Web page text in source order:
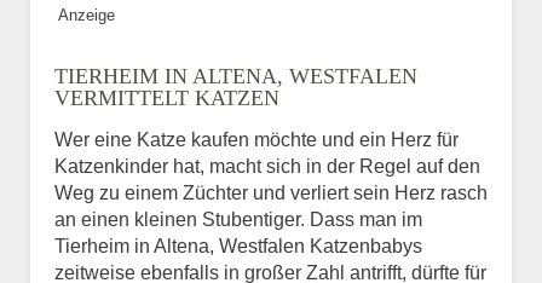
BILD HOCHLADEN
Vermisst seit
Anzeige
TIERHEIM IN ALTENA, WESTFALEN
VERMITTELT KATZEN
Wer eine Katze kaufen möchte und ein Herz für
Katzenkinder hat, macht sich in der Regel auf den
Weg zu einem Züchter und verliert sein Herz rasch
an einen kleinen Stubentiger. Dass man im
Tierheim in Altena, Westfalen Katzenbabys
zeitweise ebenfalls in großer Zahl antrifft, dürfte für